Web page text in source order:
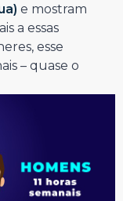
e mostram
a essas
esse
– quase o